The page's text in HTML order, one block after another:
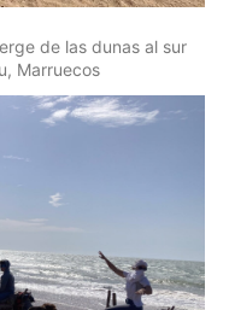
de las dunas al sur
Marruecos